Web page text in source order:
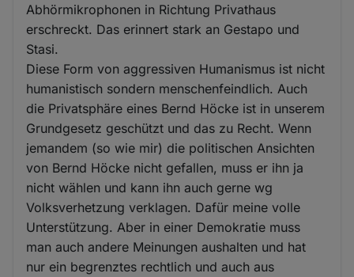
Abhörmikrophonen in Richtung Privathaus
erschreckt. Das erinnert stark an Gestapo und
Stasi.
Diese Form von aggressiven Humanismus ist nicht
humanistisch sondern menschenfeindlich. Auch
die Privatsphäre eines Bernd Höcke ist in unserem
Grundgesetz geschützt und das zu Recht. Wenn
jemandem (so wie mir) die politischen Ansichten
von Bernd Höcke nicht gefallen, muss er ihn ja
nicht wählen und kann ihn auch gerne wg
Volksverhetzung verklagen. Dafür meine volle
Unterstützung. Aber in einer Demokratie muss
man auch andere Meinungen aushalten und hat
nur ein begrenztes rechtlich und auch aus